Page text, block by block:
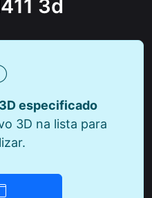
3d
especificado
3D na lista para